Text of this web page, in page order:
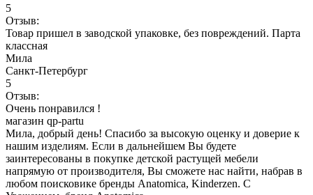
5
Отзыв:
Товар пришел в заводской упаковке, без повреждений. Парта
классная
Мила
Санкт-Петербург
5
Отзыв:
Очень понравился !
магазин qp-partu
Мила, добрый день! Спасибо за высокую оценку и доверие к
нашим изделиям. Если в дальнейшем Вы будете
заинтересованы в покупке детской растущей мебели
напрямую от производителя, Вы сможете нас найти, набрав в
любом поисковике бренды Anatomica, Kinderzen. С